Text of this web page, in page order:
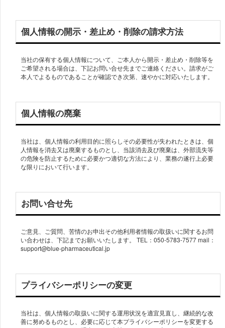
個人情報の開示・差止め・削除の請求方法
当社の保有する個人情報について、ご本人から開示・差止め・削除等を
ご希望される場合は、下記お問い合せ先までご連絡ください。請求がご
本人でよるものであることが確認でき次第、速やかに対応いたします。
個人情報の廃棄
当社は、個人情報の利用目的に照らしその必要性が失われたときは、個
人情報を消去又は廃棄するものとし、当該消去及び廃棄は、外部流失等
の危険を防止するために必要かつ適切な方法により、業務の遂行上必要
な限りにおいて行います。
お問い合せ先
ご意見、ご質問、苦情のお申出その他利用者情報の取扱いに関するお問
い合わせは、下記までお願いいたします。 TEL：050-5783-7577 mail：
support@blue-pharmaceutical.jp
プライバシーポリシーの変更
当社は、個人情報の取扱いに関する運用状況を適宜見直し、継続的な改
善に努めるものとし、必要に応じて本プライバシーポリシーを変更する